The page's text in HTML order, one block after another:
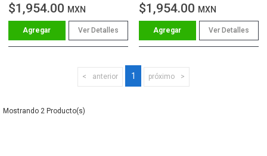
$1,954.00 MXN
Ver Detalles
$1,954.00 MXN
Ver Detalles
anterior 1 próximo
2